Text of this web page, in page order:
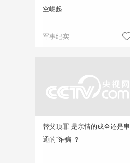
空崛起
军事纪实
替父顶罪 是亲情的成全还是串
通的“诈骗”？